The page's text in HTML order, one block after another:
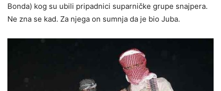
Bonda) kog su ubili pripadnici suparničke grupe snajpera.
Ne zna se kad. Za njega on sumnja da je bio Juba.